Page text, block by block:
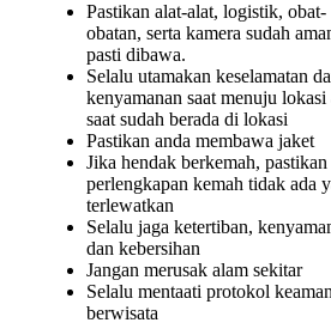
Pastikan alat-alat, logistik, obat-
obatan, serta kamera sudah
pasti dibawa.
Selalu utamakan keselamatan
kenyamanan saat menuju lokasi
saat sudah berada di lokasi
Pastikan anda membawa jaket
Jika hendak berkemah, pastikan
perlengkapan kemah tidak ada
terlewatkan
Selalu jaga ketertiban,
dan kebersihan
Jangan merusak alam sekitar
Selalu mentaati protokol
berwisata